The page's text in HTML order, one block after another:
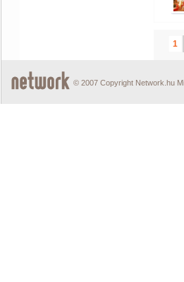
1
© 2007 Copyright Network.hu